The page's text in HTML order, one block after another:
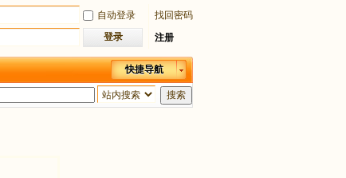
自动登录
找回密码
登录 注册
快捷导航
搜索